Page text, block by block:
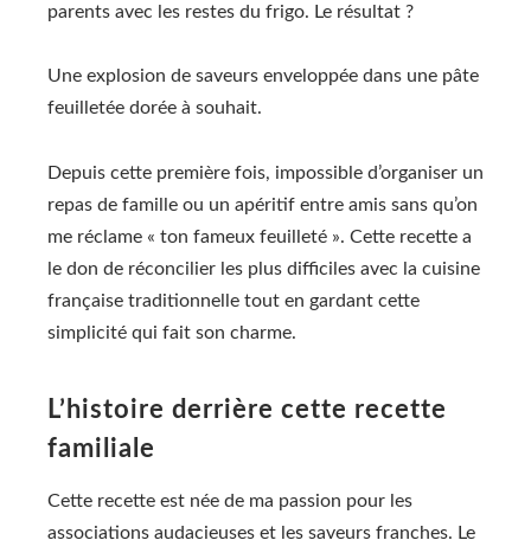
parents avec les restes du frigo. Le résultat ?
Une explosion de saveurs enveloppée dans une pâte
feuilletée dorée à souhait.
Depuis cette première fois, impossible d’organiser un
repas de famille ou un apéritif entre amis sans qu’on
me réclame « ton fameux feuilleté ». Cette recette a
le don de réconcilier les plus difficiles avec la cuisine
française traditionnelle tout en gardant cette
simplicité qui fait son charme.
L’histoire derrière cette recette
familiale
Cette recette est née de ma passion pour les
associations audacieuses et les saveurs franches. Le